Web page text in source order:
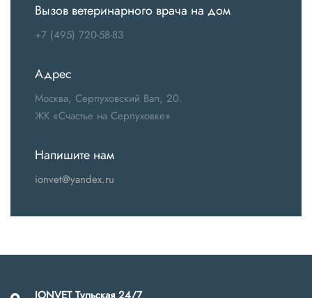
Вызов ветеринарного врача на дом
+7 (495) 720-58-83
Адрес
Москва, Серпуховский Вал, 20.
ЖК «Счастье на Серпуховке»
Напишите нам
ionvet@yandex.ru